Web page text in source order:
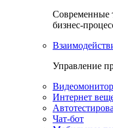
Современные
бизнес-
Управление
Интернет
Чат-бот